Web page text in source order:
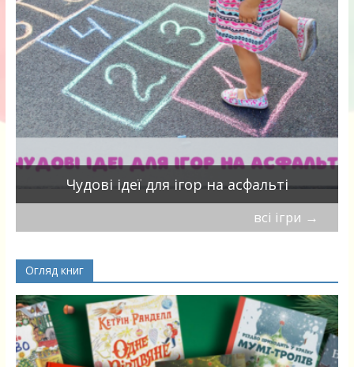
Чудові ідеї для ігор на асфальті
всі ігри →
Огляд книг